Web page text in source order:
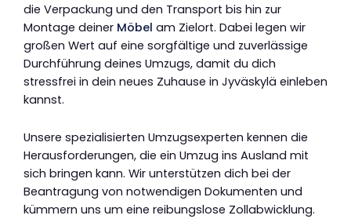
die Verpackung und den Transport bis hin zur
Montage deiner Möbel am Zielort. Dabei legen wir
großen Wert auf eine sorgfältige und zuverlässige
Durchführung deines Umzugs, damit du dich
stressfrei in dein neues Zuhause in Jyväskylä einleben
kannst.
Unsere spezialisierten Umzugsexperten kennen die
Herausforderungen, die ein Umzug ins Ausland mit
sich bringen kann. Wir unterstützen dich bei der
Beantragung von notwendigen Dokumenten und
kümmern uns um eine reibungslose Zollabwicklung.